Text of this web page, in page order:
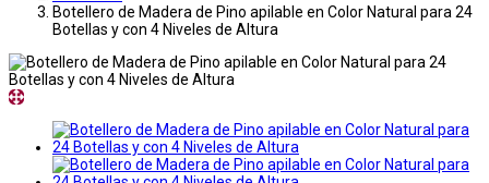
Botellero de Madera de Pino apilable en Color Natural para 24
Botellas y con 4 Niveles de Altura